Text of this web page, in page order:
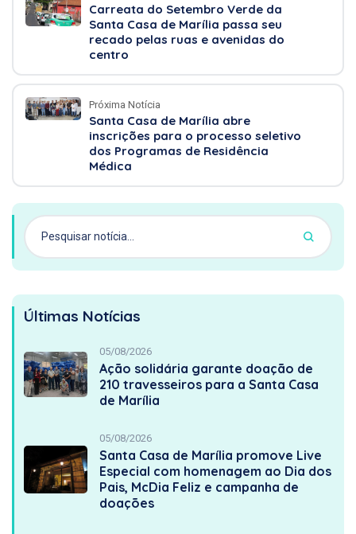
Carreata do Setembro Verde da
Santa Casa de Marília passa seu
recado pelas ruas e avenidas do
centro
Próxima Notícia
Santa Casa de Marília abre
inscrições para o processo seletivo
dos Programas de Residência
Médica
Últimas Notícias
05/08/2026
Ação solidária garante doação de
210 travesseiros para a Santa Casa
de Marília
05/08/2026
Santa Casa de Marília promove Live
Especial com homenagem ao Dia dos
Pais, McDia Feliz e campanha de
doações